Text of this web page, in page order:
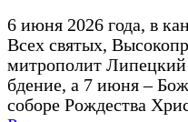
6 июня 2026 года, в
Всех святых,
митрополит
бдение, а 7 июня –
соборе Рождества